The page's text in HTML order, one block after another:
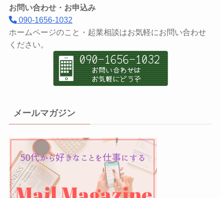
お問い合わせ・お申込み
090-1656-1032
ホームページのこと・起業相談はお気軽にお問い合わせ
ください。
メールマガジン